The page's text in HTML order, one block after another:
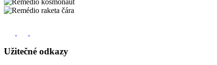
Užitečné odkazy